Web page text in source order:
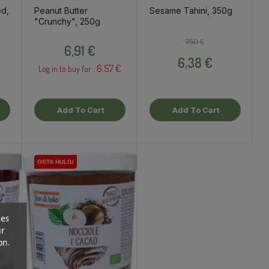
Peanut Butter
"Crunchy", 250g
6,91 €
Log in to buy for : 6.57 €
Add To Cart
Sesame Tahini, 350g
Regular price
7,50 €
Price
6,38 €
Add To Cart
OSTA HULGI
OSTA HULGI